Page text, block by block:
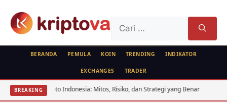
untuk:
BERANDA PEMULA KOIN TRENDING INDIKATOR
EXCHANGES TRADER
BREAKING
Crypto Indonesia: Mitos, Risiko, dan Strategi yang Benar
KRIPTO
MobileCoin (MOB)